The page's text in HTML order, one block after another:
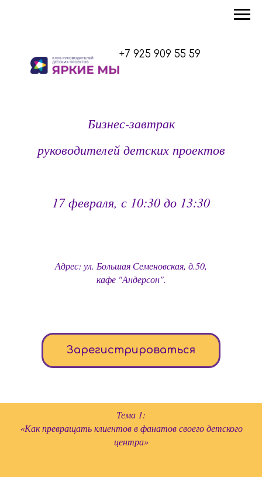
+7 925 909 55 59
Бизнес-завтрак
руководителей детских проектов
17 февраля, с 10:30 до 13:30
Адрес: ул. Большая Семеновская, д.50,
кафе "Андерсон".
Зарегистрироваться
Тема 1:
«Как превращать клиентов в фанатов своего детского
центра»